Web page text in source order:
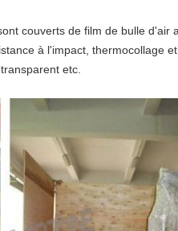
couverts de film de bulle d'air
à l'impact, thermocollage
etc.